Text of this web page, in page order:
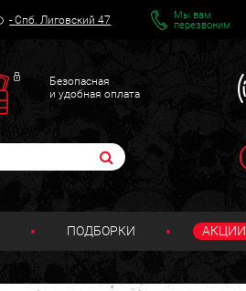
-Спб. Лиговский 47
Мы вам
перезвоним
Безопасная
и удобная оплата
ПОДБОРКИ АКЦИИ